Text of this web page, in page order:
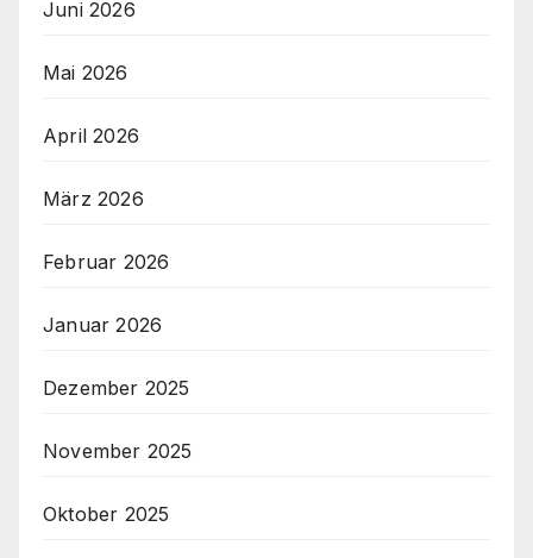
Juni 2026
Mai 2026
April 2026
März 2026
Februar 2026
Januar 2026
Dezember 2025
November 2025
Oktober 2025